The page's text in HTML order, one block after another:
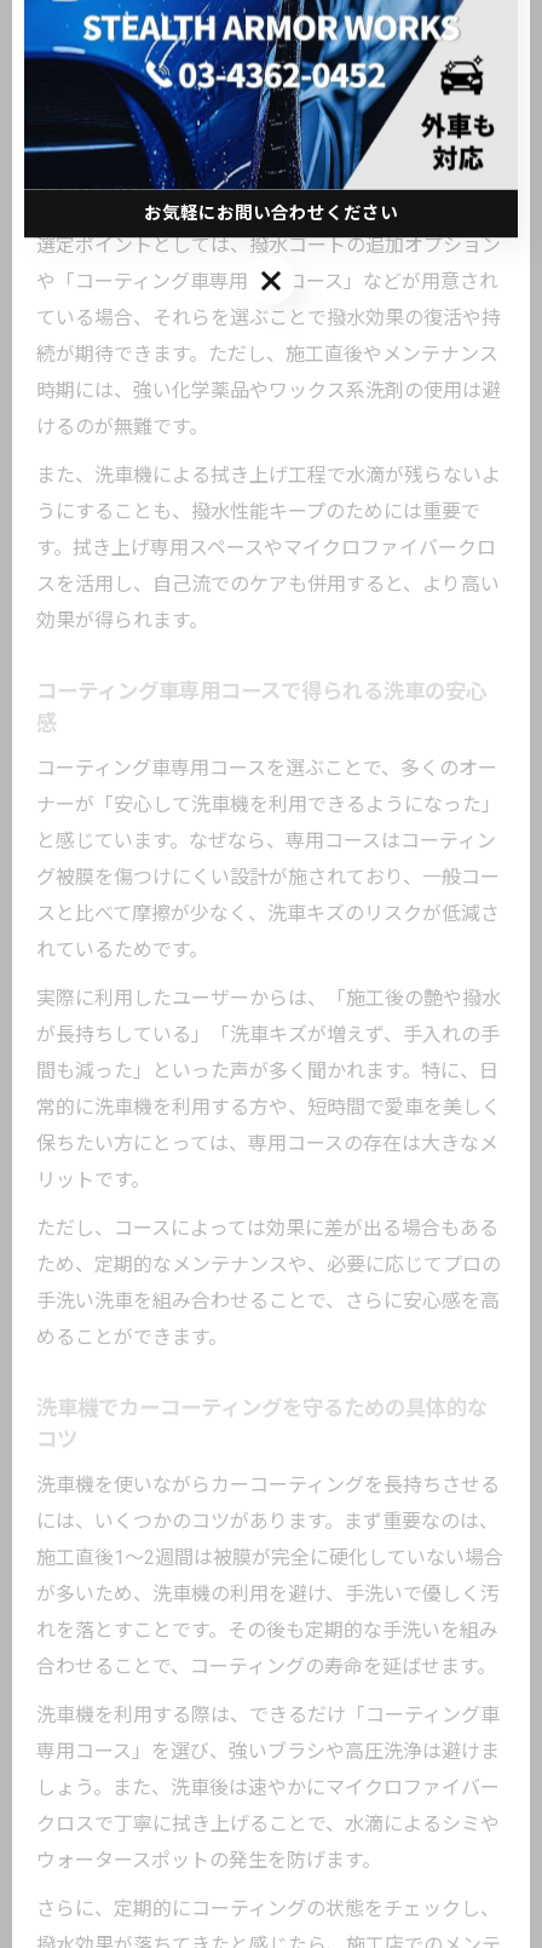
カーコーティングの最大のメリットである撥水効果を
長持ちさせるには、洗車機コースの選定がカギとなり
ます。撥水系コーティング施工車には、強い洗剤や高
温水を避け、優しい泡洗浄や中性洗剤を用いたコース
が特に推奨されます。これにより、コーティングの撥
水層が剥がれにくくなります。
選定ポイントとしては、撥水コートの追加オプション
や「コーティング車専用撥水コース」などが用意され
ている場合、それらを選ぶことで撥水効果の復活や持
続が期待できます。ただし、施工直後やメンテナンス
時期には、強い化学薬品やワックス系洗剤の使用は避
けるのが無難です。
また、洗車機による拭き上げ工程で水滴が残らないよ
うにすることも、撥水性能キープのためには重要で
す。拭き上げ専用スペースやマイクロファイバークロ
スを活用し、自己流でのケアも併用すると、より高い
効果が得られます。
コーティング車専用コースで得られる洗車の安心
感
コーティング車専用コースを選ぶことで、多くのオー
ナーが「安心して洗車機を利用できるようになった」
と感じています。なぜなら、専用コースはコーティン
グ被膜を傷つけにくい設計が施されており、一般コー
スと比べて摩擦が少なく、洗車キズのリスクが低減さ
れているためです。
実際に利用したユーザーからは、「施工後の艶や撥水
が長持ちしている」「洗車キズが増えず、手入れの手
間も減った」といった声が多く聞かれます。特に、日
常的に洗車機を利用する方や、短時間で愛車を美しく
保ちたい方にとっては、専用コースの存在は大きなメ
リットです。
ただし、コースによっては効果に差が出る場合もある
ため、定期的なメンテナンスや、必要に応じてプロの
手洗い洗車を組み合わせることで、さらに安心感を高
めることができます。
洗車機でカーコーティングを守るための具体的な
コツ
洗車機を使いながらカーコーティングを長持ちさせる
には、いくつかのコツがあります。まず重要なのは、
施工直後1～2週間は被膜が完全に硬化していない場合
が多いため、洗車機の利用を避け、手洗いで優しく汚
れを落とすことです。その後も定期的な手洗いを組み
合わせることで、コーティングの寿命を延ばせます。
洗車機を利用する際は、できるだけ「コーティング車
専用コース」を選び、強いブラシや高圧洗浄は避けま
しょう。また、洗車後は速やかにマイクロファイバー
クロスで丁寧に拭き上げることで、水滴によるシミや
ウォータースポットの発生を防げます。
さらに、定期的にコーティングの状態をチェックし、
お気軽にお問い合わせください
お気軽にお問い合わせください